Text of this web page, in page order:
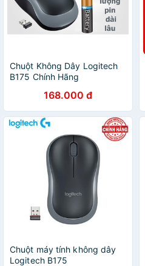
Chuột Không Dây Logitech
B175 Chính Hãng
168.000 đ
Chuột máy tính không dây
Logitech B175